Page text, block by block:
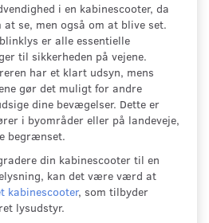
i en kabinescooter, da
se, men også om at blive set.
er alle essentielle
til sikkerheden på vejene.
har et klart udsyn, mens
gør det muligt for andre
dine bevægelser. Dette er
i byområder eller på landeveje,
begrænset.
din kabinescooter til en
kan det være værd at
kabinescooter, som tilbyder
lysudstyr.